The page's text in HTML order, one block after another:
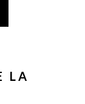
LA